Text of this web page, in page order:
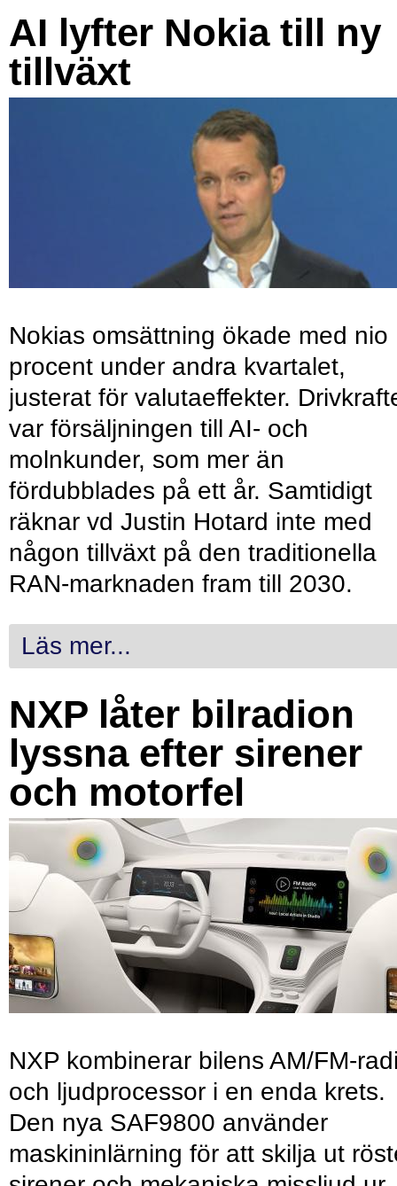
AI lyfter Nokia till ny
tillväxt
Nokias omsättning ökade med nio
procent under andra kvartalet,
justerat för valutaeffekter.
var försäljningen till AI- och
molnkunder, som mer än
fördubblades på ett år. Samtidigt
räknar vd Justin Hotard inte med
någon tillväxt på den traditionella
RAN-marknaden fram till 2030.
Läs mer...
NXP låter bilradion
lyssna efter sirener
och motorfel
NXP kombinerar bilens AM/FM-
och ljudprocessor i en enda krets.
Den nya SAF9800 använder
maskininlärning för att skilja ut